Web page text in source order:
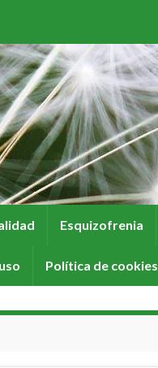
Esquizofrenia
Política de cookies